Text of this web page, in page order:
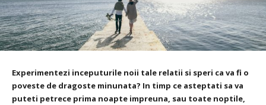
Experimentezi inceputurile noii tale relatii si speri ca va fi o
poveste de dragoste minunata? In timp ce asteptati sa va
puteti petrece prima noapte impreuna, sau toate noptile,